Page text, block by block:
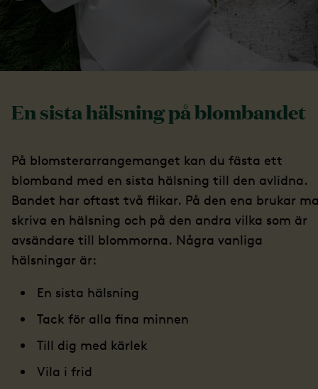
En sista hälsning på blombandet
På blomsterarrangemanget kan du fästa ett
blomband med en sista hälsning till den avlidna.
Bandet har oftast två flikar. På den ena brukar
skriva en hälsning och på den andra vilka som är
avsändare till blommorna. Några vanliga
hälsningar är:
En sista hälsning
Tack för alla fina minnen
Till dig med kärlek
Vila i frid